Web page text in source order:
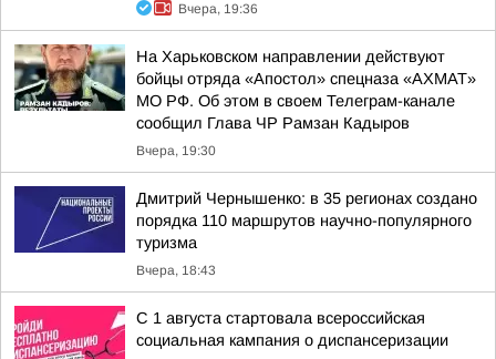
Вчера, 19:36
На Харьковском направлении действуют
бойцы отряда «Апостол» спецназа «АХМАТ»
МО РФ. Об этом в своем Телеграм-канале
сообщил Глава ЧР Рамзан Кадыров
Вчера, 19:30
Дмитрий Чернышенко: в 35 регионах создано
порядка 110 маршрутов научно-популярного
туризма
Вчера, 18:43
С 1 августа стартовала всероссийская
социальная кампания о диспансеризации